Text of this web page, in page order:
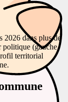
2026 dans plus de
politique (gauche,
territorial